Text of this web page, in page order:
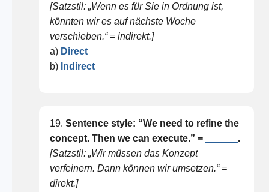
[Satzstil: „Wenn es für Sie in Ordnung ist,
könnten wir es auf nächste Woche
verschieben.“ = indirekt.]
a) Direct
b) Indirect
19. Sentence style: “We need to refine the
concept. Then we can execute.” =
.
[Satzstil: „Wir müssen das Konzept
verfeinern. Dann können wir umsetzen.“ =
direkt.]